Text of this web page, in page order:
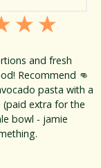
and fresh
Recommend 👊
pasta with a
(paid extra for the
bowl - jamie